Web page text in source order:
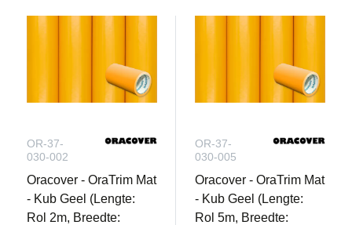
OR-37-
030-002
Oracover - OraTrim Mat
- Kub Geel (Lengte:
Rol 2m, Breedte:
OR-37-
030-005
Oracover - OraTrim Mat
- Kub Geel (Lengte:
Rol 5m, Breedte: